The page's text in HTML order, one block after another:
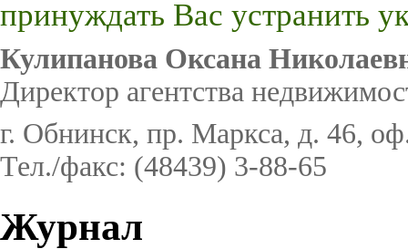
принуждать Вас устранить
Кулипанова Оксана
Директор агентства
г. Обнинск, пр. Маркса, д. 46,
Тел./факс: (48439) 3-88-65
Журнал